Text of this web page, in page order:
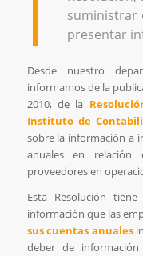
suministrar
presentar
Desde nuestro
informamos de la
2010, de la
Instituto de
sobre la información a
anuales en
proveedores en
Esta Resolución
información que las
sus cuentas anuales
deber de